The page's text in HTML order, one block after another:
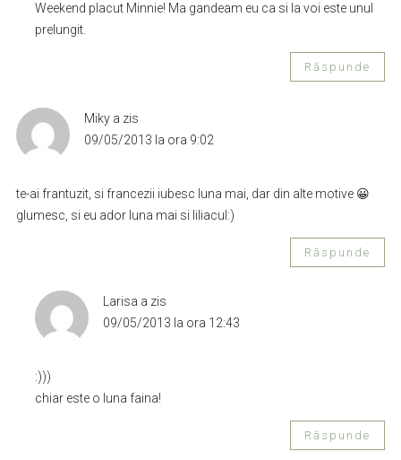
Weekend placut Minnie! Ma gandeam eu ca si la voi este unul
prelungit.
Răspunde
Miky a zis
09/05/2013 la ora 9:02
te-ai frantuzit, si francezii iubesc luna mai, dar din alte motive 😀
glumesc, si eu ador luna mai si liliacul:)
Răspunde
Larisa a zis
09/05/2013 la ora 12:43
:)))
chiar este o luna faina!
Răspunde